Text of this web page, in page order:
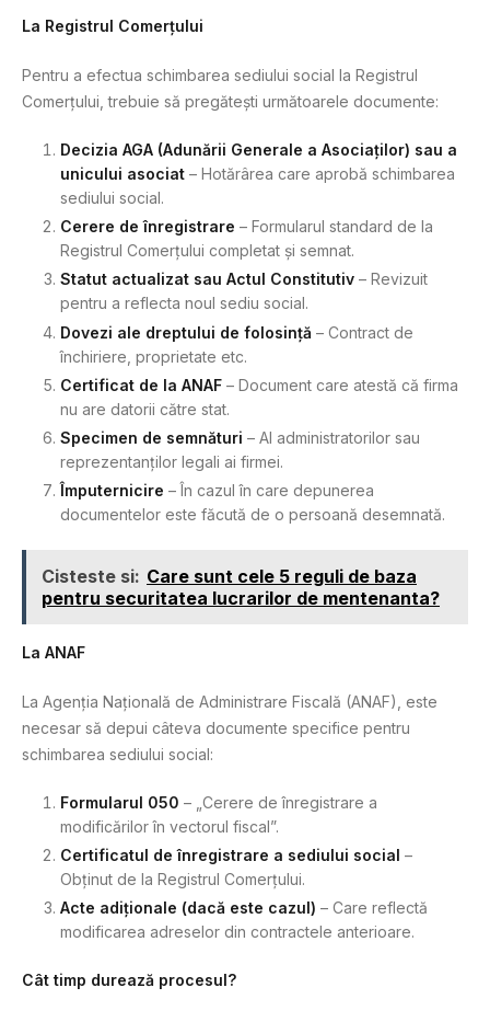
La Registrul Comerțului
Pentru a efectua schimbarea sediului social la Registrul
Comerțului, trebuie să pregătești următoarele documente:
Decizia AGA (Adunării Generale a Asociaților) sau a
unicului asociat – Hotărârea care aprobă schimbarea
sediului social.
Cerere de înregistrare – Formularul standard de la
Registrul Comerțului completat și semnat.
Statut actualizat sau Actul Constitutiv – Revizuit
pentru a reflecta noul sediu social.
Dovezi ale dreptului de folosință – Contract de
închiriere, proprietate etc.
Certificat de la ANAF – Document care atestă că firma
nu are datorii către stat.
Specimen de semnături – Al administratorilor sau
reprezentanților legali ai firmei.
Împuternicire – În cazul în care depunerea
documentelor este făcută de o persoană desemnată.
Cisteste si: Care sunt cele 5 reguli de baza
pentru securitatea lucrarilor de mentenanta?
La ANAF
La Agenția Națională de Administrare Fiscală (ANAF), este
necesar să depui câteva documente specifice pentru
schimbarea sediului social:
Formularul 050 – „Cerere de înregistrare a
modificărilor în vectorul fiscal”.
Certificatul de înregistrare a sediului social –
Obținut de la Registrul Comerțului.
Acte adiționale (dacă este cazul) – Care reflectă
modificarea adreselor din contractele anterioare.
Cât timp durează procesul?